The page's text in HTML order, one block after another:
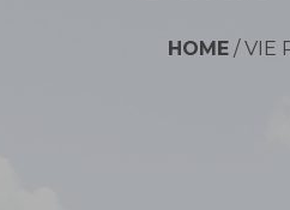
HOME /VIE